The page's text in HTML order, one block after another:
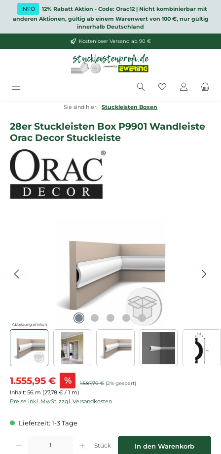
Zum Hauptinhalt springen
INFO
12% Rabatt Aktion - Code: Orac12 | Nicht kombinierbar mit
anderen Aktionen, gültig ab einem Warenwert von 100 €, nur gültig
innerhalb Deutschland
Kostenloser Versand ab 90 €
Du hast 0
Sie sind hier: Stuckleisten Boxen
28er Stuckleisten Box P9901 Wandleiste
Orac Decor Stuckleiste
Abbildung ähnlich
Verkaufspreis:
1.555,95 € % Regulärer Preis:
1.587,70 € (2% gespart)
Inhalt: 56 m (27,78 € / 1 m)
Preise inkl. MwSt. zzgl. Versandkosten
Lieferzeit: 1-3 Tage
Produkt Anzahl: Gib den gewünschten Wert ein oder benutze die
Stück In den Warenkorb